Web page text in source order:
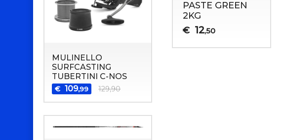
PASTE GREEN
2KG
€ 12,50
MULINELLO
SURFCASTING
TUBERTINI C-NOS
€ 109,99 129,90